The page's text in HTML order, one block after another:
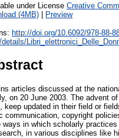
under License Creative
(4MB) | Preview
http://doi.org/10.6092/978-88-
articles discussed at the
on 20 June 2003. The advent
keep updated in their field or
communication, copyright
in which scholarly
in various disciplines like